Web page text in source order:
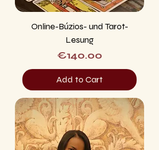
Online-Búzios- und Tarot-
Lesung
Price
€140.00
Add to Cart